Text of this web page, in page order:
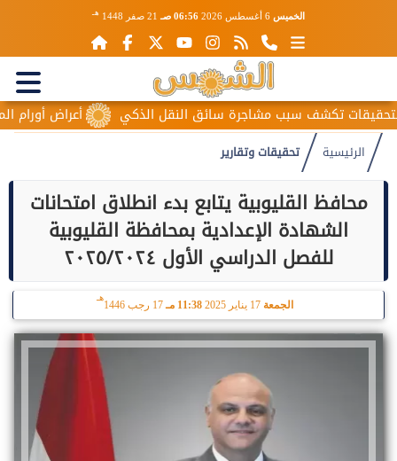
الخميس 06:56 صـ 21 صفر 1448 هـ
أعراض أورام تكشف سبب مشاجرة سائق النقل الذكي
الرئيسية تحقيقات وتقارير
محافظ القليوبية يتابع بدء انطلاق امتحانات
الشهادة الإعدادية بمحافظة القليوبية
للفصل الدراسي الأول ٢٠٢٥/٢٠٢٤
الجمعة 11:38 مـ 17 رجب 1446
هـ